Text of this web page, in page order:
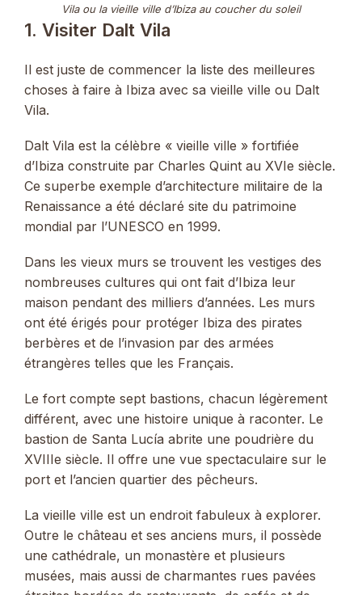
Vila ou la vieille ville d’Ibiza au coucher du soleil
1. Visiter Dalt Vila
Il est juste de commencer la liste des meilleures
choses à faire à Ibiza avec sa vieille ville ou Dalt
Vila.
Dalt Vila est la célèbre « vieille ville » fortifiée
d’Ibiza construite par Charles Quint au XVIe siècle.
Ce superbe exemple d’architecture militaire de la
Renaissance a été déclaré site du patrimoine
mondial par l’UNESCO en 1999.
Dans les vieux murs se trouvent les vestiges des
nombreuses cultures qui ont fait d’Ibiza leur
maison pendant des milliers d’années. Les murs
ont été érigés pour protéger Ibiza des pirates
berbères et de l’invasion par des armées
étrangères telles que les Français.
Le fort compte sept bastions, chacun légèrement
différent, avec une histoire unique à raconter. Le
bastion de Santa Lucía abrite une poudrière du
XVIIIe siècle. Il offre une vue spectaculaire sur le
port et l’ancien quartier des pêcheurs.
La vieille ville est un endroit fabuleux à explorer.
Outre le château et ses anciens murs, il possède
une cathédrale, un monastère et plusieurs
musées, mais aussi de charmantes rues pavées